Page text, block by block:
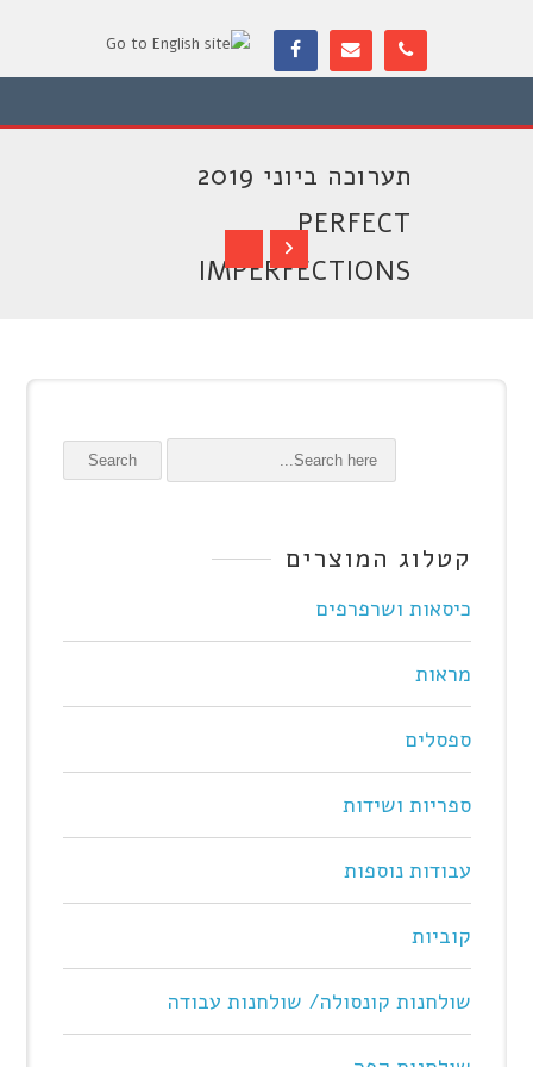
תערוכה ביוני 2019
PERFECT
IMPERFECTIONS
Search
קטלוג המוצרים
כיסאות ושרפרפים
מראות
ספסלים
ספריות ושידות
עבודות נוספות
קוביות
שולחנות קונסולה/ שולחנות עבודה